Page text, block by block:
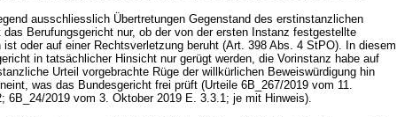
ausschliesslich Übertretungen Gegenstand des erstinstanzlichen
das Berufungsgericht nur, ob der von der ersten Instanz festgestellte
oder auf einer Rechtsverletzung beruht (Art. 398 Abs. 4 StPO). In diesem
in tatsächlicher Hinsicht nur gerügt werden, die Vorinstanz habe auf
Urteil vorgebrachte Rüge der willkürlichen Beweiswürdigung hin
was das Bundesgericht frei prüft (Urteile 6B_267/2019 vom 11.
6B_24/2019 vom 3. Oktober 2019 E. 3.3.1; je mit Hinweis).